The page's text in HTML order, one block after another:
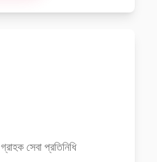
গ্রাহক সেবা প্রতিনিধি